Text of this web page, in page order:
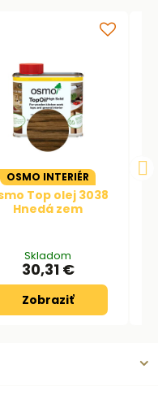
OSMO INTERIÉR
Top olej 3038
Hnedá zem
Skladom
30,31 €
Zobraziť